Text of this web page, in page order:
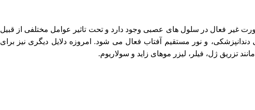
فعال در سلول های عصبی وجود دارد و تحت تاثیر عوامل مختلفی از قبیل
و نور مستقیم آفتاب فعال می شود. امروزه دلایل دیگری نیز برای
تزریق ژل، فیلر، لیزر موهای زاید و سولاریوم.